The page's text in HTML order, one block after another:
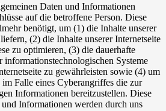
Daten und Informationen
auf die betroffene Person. Diese
benötigt, um (1) die Inhalte unserer
(2) die Inhalte unserer Internetseite
zu optimieren, (3) die dauerhafte
Systeme
zu gewährleisten sowie (4) um
Falle eines Cyberangriffes die zur
Informationen bereitzustellen. Diese
Informationen werden durch uns